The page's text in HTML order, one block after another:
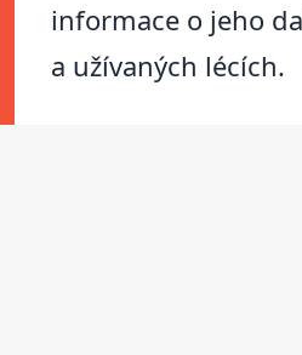
informace o jeho
a užívaných lécích.